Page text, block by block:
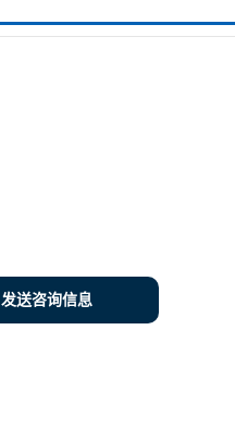
发送咨询信息